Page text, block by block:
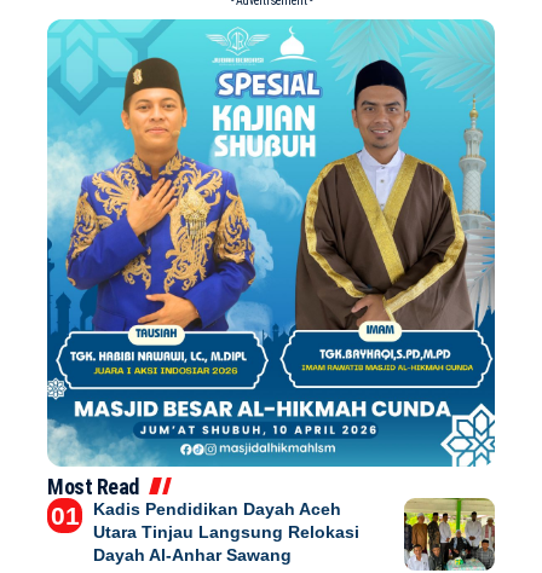
Most Read
Kadis Pendidikan Dayah Aceh
Utara Tinjau Langsung Relokasi
Dayah Al-Anhar Sawang